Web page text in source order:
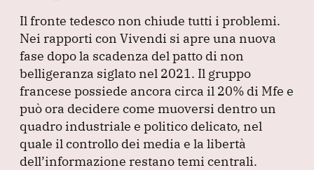
Il fronte tedesco non chiude tutti i problemi.
Nei rapporti con Vivendi si apre una nuova
fase dopo la scadenza del patto di non
belligeranza siglato nel 2021. Il gruppo
francese possiede ancora circa il 20% di Mfe e
può ora decidere come muoversi dentro un
quadro industriale e politico delicato, nel
quale il controllo dei media e la libertà
dell’informazione restano temi centrali.